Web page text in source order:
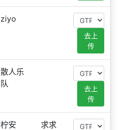
ziyo
去上
传
散人乐
队
去上
传
柠安
求求